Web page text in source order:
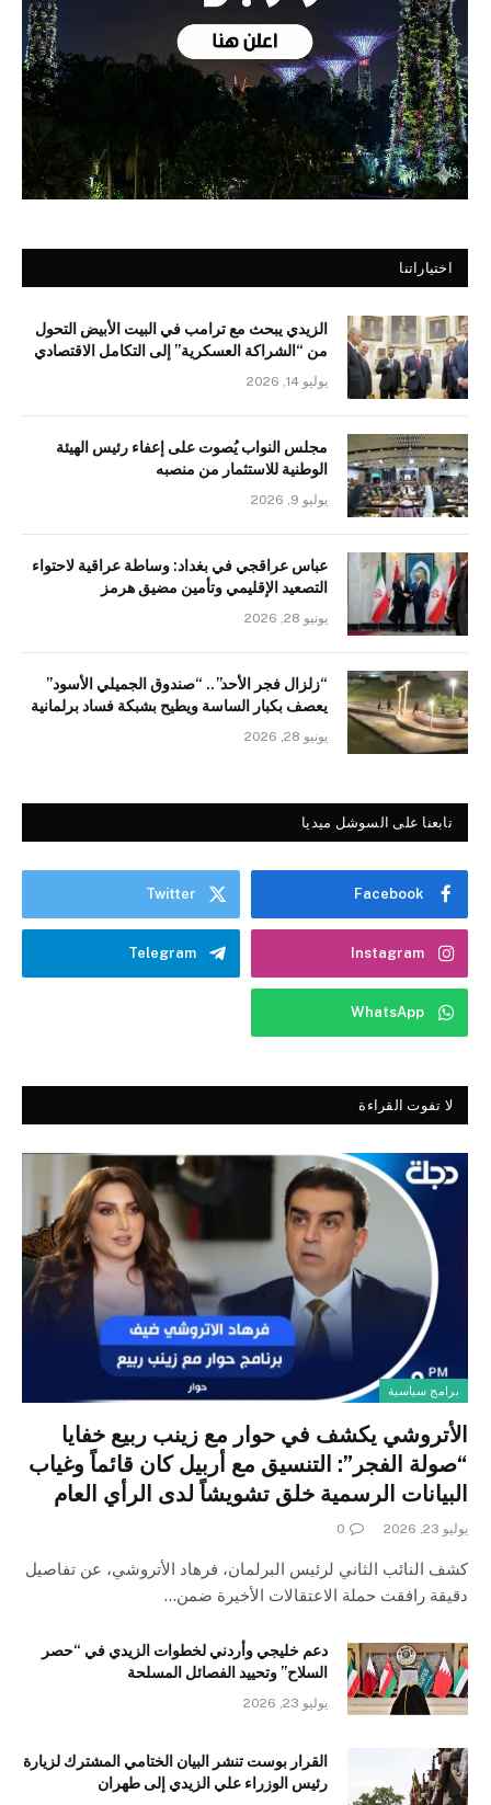
اختياراتنا
الزيدي يبحث مع ترامب في البيت الأبيض التحول
من “الشراكة العسكرية” إلى التكامل الاقتصادي
يوليو 14, 2026
مجلس النواب يُصوت على إعفاء رئيس الهيئة
الوطنية للاستثمار من منصبه
يوليو 9, 2026
عباس عراقجي في بغداد: وساطة عراقية لاحتواء
التصعيد الإقليمي وتأمين مضيق هرمز
يونيو 28, 2026
“زلزال فجر الأحد”.. “صندوق الجميلي الأسود”
يعصف بكبار الساسة ويطيح بشبكة فساد برلمانية
يونيو 28, 2026
تابعنا على السوشل ميديا
Facebook
Twitter
Instagram
Telegram
WhatsApp
لا تفوت القراءة
برامج سياسية
الأتروشي يكشف في حوار مع زينب ربيع خفايا
“صولة الفجر”: التنسيق مع أربيل كان قائماً وغياب
البيانات الرسمية خلق تشويشاً لدى الرأي العام
يوليو 23, 2026 0
كشف النائب الثاني لرئيس البرلمان، فرهاد الأتروشي، عن تفاصيل
دقيقة رافقت حملة الاعتقالات الأخيرة ضمن…
دعم خليجي وأردني لخطوات الزيدي في “حصر
السلاح” وتحييد الفصائل المسلحة
يوليو 23, 2026
القرار بوست تنشر البيان الختامي المشترك لزيارة
رئيس الوزراء علي الزيدي إلى طهران